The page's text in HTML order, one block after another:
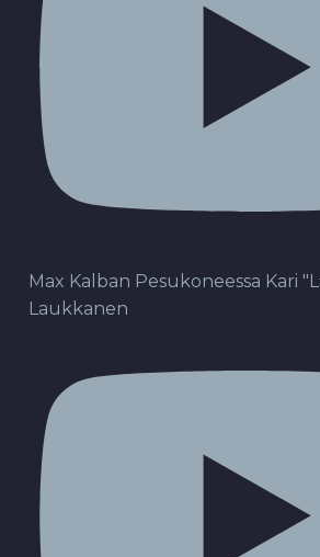
Max Kalban Pesukoneessa Kari
Laukkanen